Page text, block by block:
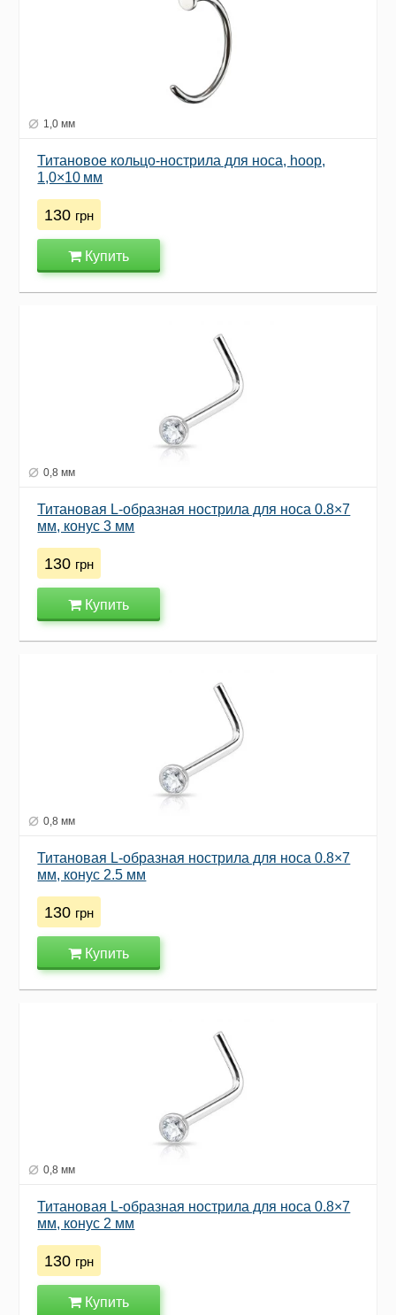
1,0 мм
Титановое кольцо-нострила для носа, hoop,
1,0×10 мм
130 грн
Купить
0,8 мм
Титановая L-образная нострила для носа 0.8×7
мм, конус 3 мм
130 грн
Купить
0,8 мм
Титановая L-образная нострила для носа 0.8×7
мм, конус 2.5 мм
130 грн
Купить
0,8 мм
Титановая L-образная нострила для носа 0.8×7
мм, конус 2 мм
130 грн
Купить